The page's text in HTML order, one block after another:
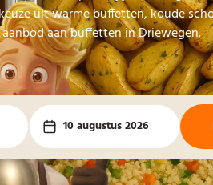
uit warme buffetten, koude
aan buffetten in Driewegen.
10 augustus 2026